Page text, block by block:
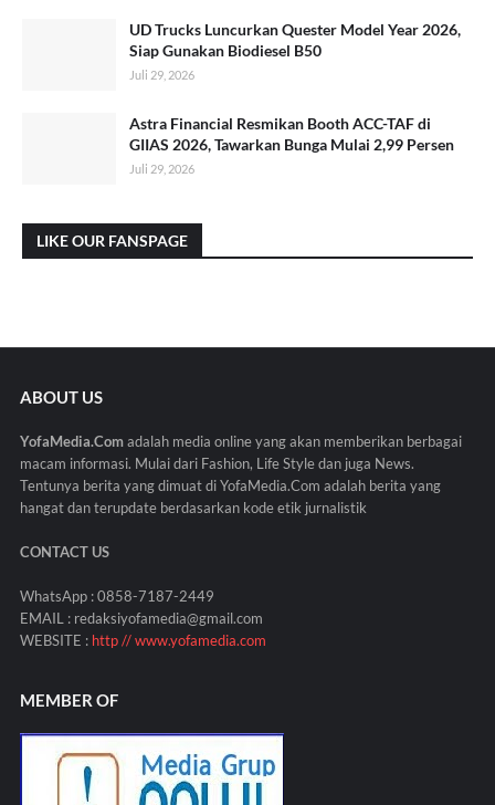
UD Trucks Luncurkan Quester Model Year 2026,
Siap Gunakan Biodiesel B50
Juli 29, 2026
Astra Financial Resmikan Booth ACC-TAF di
GIIAS 2026, Tawarkan Bunga Mulai 2,99 Persen
Juli 29, 2026
LIKE OUR FANSPAGE
ABOUT US
YofaMedia.Comadalah media online yang akan memberikan berbagai
macam informasi. Mulai dari Fashion, Life Style dan juga News.
Tentunya berita yang dimuat di YofaMedia.Com adalah berita yang
hangat dan terupdate berdasarkan kode etik jurnalistik
CONTACT US
WhatsApp : 0858-7187-2449
EMAIL : redaksiyofamedia@gmail.com
WEBSITE : http // www.yofamedia.com
MEMBER OF